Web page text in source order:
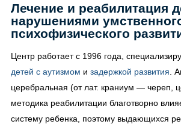
Лечение и реабилитация
нарушениями
психофизического
Центр работает с 1996 года,
детей с аутизмом и задержкой развития .
церебральная (от лат. краниум — череп,
методика реабилитации благотворно
систему ребенка, поэтому выдающихся